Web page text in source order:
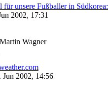
unsere Fußballer in Südkorea:
2002, 17:31
Martin Wagner
Jun 2002, 14:56